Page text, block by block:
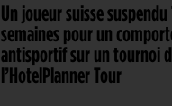
Un joueur suisse suspendu
semaines pour un
antisportif sur un tournoi
l’HotelPlanner Tour